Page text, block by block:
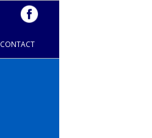
CONTACT